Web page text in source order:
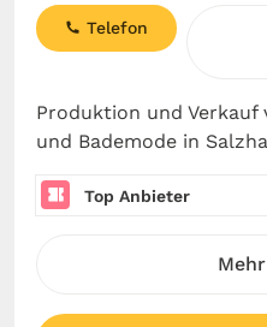
Produktion und Verkauf
und Bademode in
Telefon
Top Anbieter